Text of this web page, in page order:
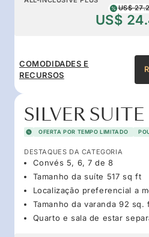
US$
US$
COMODIDADES E
RECURSOS
SILVER SUITE
OFERTA POR TEMPO LIMITADO
DESTAQUES DA CATEGORIA
Convés 5, 6, 7 de 8
Tamanho da suíte 517 sq ft
Localização preferencial a
Tamanho da varanda 92 sq.
Quarto e sala de estar